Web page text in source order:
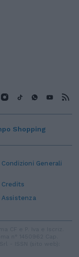
Condizioni Generali
Credits
Assistenza
Shopping